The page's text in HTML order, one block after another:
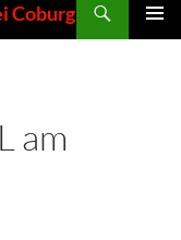
Coburg
am